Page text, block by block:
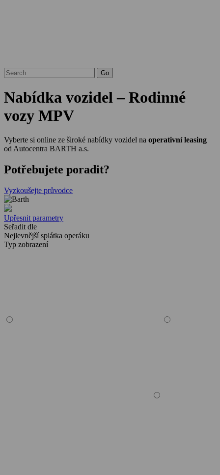
Nabídka vozidel – Rodinné
vozy MPV
Vyberte si online ze široké nabídky vozidel na operativní leasing
od Autocentra BARTH a.s.
Potřebujete poradit?
Vyzkoušejte průvodce
Upřesnit parametry
Seřadit dle
Nejlevnější splátka operáku
Typ zobrazení